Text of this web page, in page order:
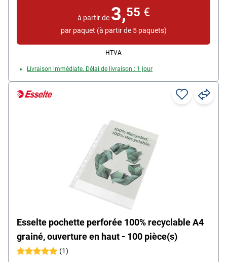
Matière : film de polypropylène, 0,055 mm
Contenu par paquet : 100 pièce(s)
à partir de 3,55 €
par paquet (à partir de 5 paquets)
HTVA
Livraison immédiate. Délai de livraison : 1 jour
Esselte pochette perforée 100% recyclable A4
grainé, ouverture en haut - 100 pièce(s)
(1)